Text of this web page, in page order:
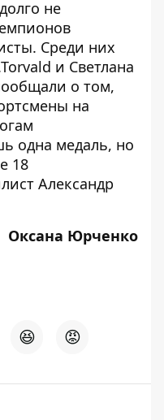
не
Среди них
и Светлана
о том,
на
одна медаль, но
18
Александр
Оксана Юрченко
😆 😡